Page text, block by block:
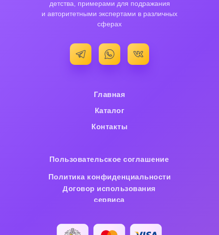
детства, примерами для подражания
и авторитетными экспертами в различных
сферах
Контакты
Главная
Каталог
Пользовательское cоглашение
Политика конфиденциальности
Договор использования
сервиса